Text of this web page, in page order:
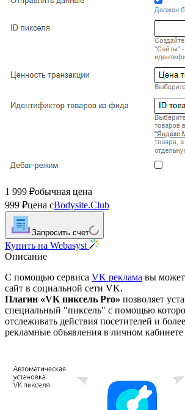
1 999 ₽обычная цена
999 ₽цена сBodysite.Club
Запросить счет
Купить на Webasyst
Описание
C помощью сервиса VK реклама вы
сайт в социальной сети VK.
Плагин «VK пиксель Pro» позволяет
специальный "пиксель" с помощью
отслеживать действия посетителей и
рекламные объявления в личном